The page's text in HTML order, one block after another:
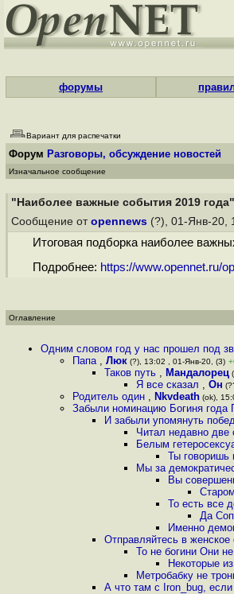
форумы
Вариант для распечатки
Форум Разговоры, обсуждение новостей
Изначальное сообщение
"Наиболее важные события 2019 года"
Сообщение от opennews (?), 01-Янв-20,
Итоговая подборка наиболее
Подробнее: https://www.opennet.ru/
Оглавление
Одним словом год у нас прошел под
Папа , Люк (?), 13:02 , 01-Янв-20, (3)
Таков путь , Мандалорец
Я все сказал , Он
Родитель один , Nkvdeath (ok),
Забыли номинацию Богиня года
И забыли упомянуть
Читал недавно две
Белым
Ты говоришь
Мы за
Вы
То есть все
Да
Именно
Отправляйтесь в
То не богини Они
Некоторые
Метробабку не
А что там с Iron_bug, если